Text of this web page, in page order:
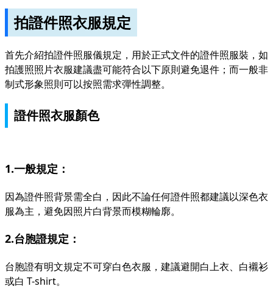
拍證件照衣服規定
首先介紹拍證件照服儀規定，用於正式文件的證件照服裝，如
拍護照照片衣服建議盡可能符合以下原則避免退件；而一般非
制式形象照則可以按照需求彈性調整。
證件照衣服顏色
1.一般規定：
因為證件照背景需全白，因此不論任何證件照都建議以深色衣
服為主，避免因照片白背景而模糊輪廓。
2.台胞證規定：
台胞證有明文規定不可穿白色衣服，建議避開白上衣、白襯衫
或白 T-shirt。